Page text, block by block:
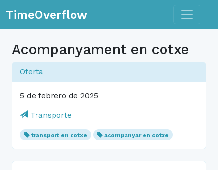
TimeOverflow Toggle
Acompanyament en cotxe
Oferta
5 de febrero de 2025
Transporte
transport en cotxe acompanyar en cotxe